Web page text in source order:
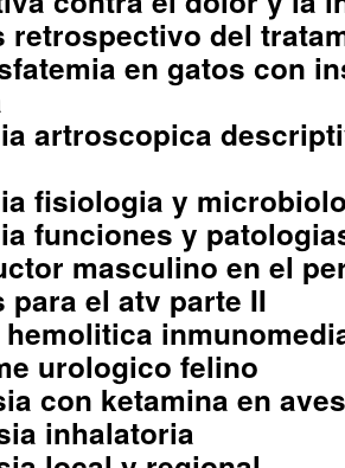
retrospectivo del
en gatos con
artroscopica
fisiologia y
funciones y
masculino en el
para el atv parte II
urologico felino
con ketamina en
inhalatoria